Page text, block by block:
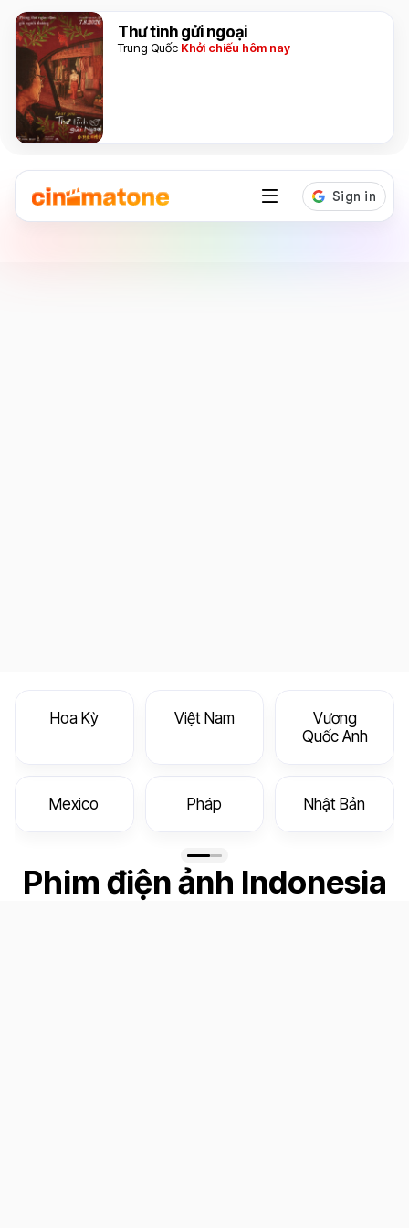
Thư tình gửi ngoại
Trung Quốc Khởi chiếu hôm nay
Hoa Kỳ Việt Nam
Vương
Quốc Anh
Mexico Pháp Nhật Bản
Phim điện ảnh Indonesia